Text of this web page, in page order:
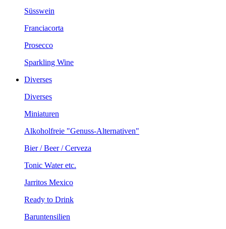
Süsswein
Franciacorta
Prosecco
Sparkling Wine
Diverses
Diverses
Miniaturen
Alkoholfreie "Genuss-Alternativen"
Bier / Beer / Cerveza
Tonic Water etc.
Jarritos Mexico
Ready to Drink
Baruntensilien